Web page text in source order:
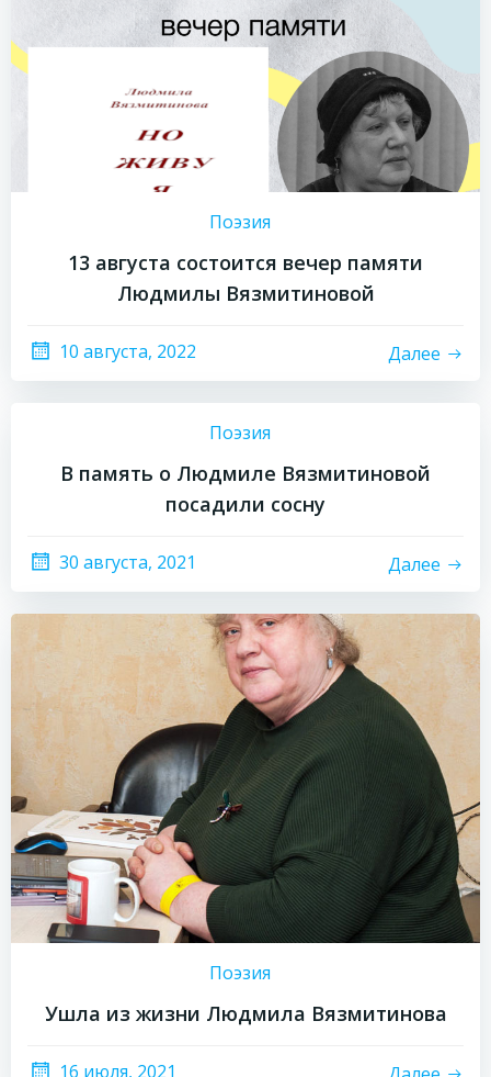
Поэзия
13 августа состоится вечер памяти
Людмилы Вязмитиновой
10 августа, 2022 Далее
Поэзия
В память о Людмиле Вязмитиновой
посадили сосну
30 августа, 2021 Далее
Поэзия
Ушла из жизни Людмила Вязмитинова
16 июля, 2021